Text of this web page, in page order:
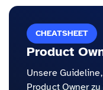
CHEATSHEET
Product
Unsere
Product Owner